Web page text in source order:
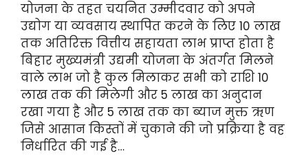
योजना के तहत चयनित उम्मीदवार को अपने
उद्योग या व्यवसाय स्थापित करने के लिए 10 लाख
तक अतिरिक्त वित्तीय सहायता लाभ प्राप्त होता है
बिहार मुख्यमंत्री उद्यमी योजना के अंतर्गत मिलने
वाले लाभ जो है कुल मिलाकर सभी को राशि 10
लाख तक की मिलेगी और 5 लाख का अनुदान
रखा गया है और 5 लाख तक का ब्याज मुक्त ऋण
जिसे आसान किस्तों में चुकाने की जो प्रक्रिया है वह
निर्धारित की गई है…